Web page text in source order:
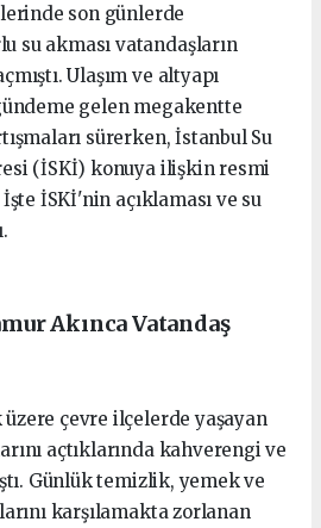
son günlerde
su akması vatandaşların
Ulaşım ve altyapı
gelen megakentte
sürerken, İstanbul Su
(İSKİ) konuya ilişkin resmi
İSKİ'nin açıklaması ve su
Akınca Vatandaş
çevre ilçelerde yaşayan
açtıklarında kahverengi ve
Günlük temizlik, yemek ve
karşılamakta zorlanan